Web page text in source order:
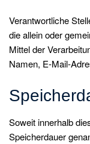
Verantwortliche
die allein oder
Mittel der
Namen, E-Mail-
Soweit innerhalb
Speicherdauer